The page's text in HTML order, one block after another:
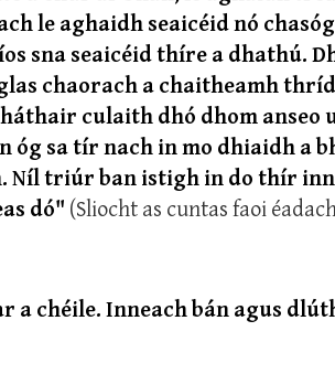
le aghaidh seaicéid nó
sna seaicéid thíre a dhathú.
chaorach a chaitheamh
culaith dhó dhom anseo
óg sa tír nach in mo dhiaidh a
Níl triúr ban istigh in do thír
dó" (Sliocht as cuntas faoi
a chéile. Inneach bán agus